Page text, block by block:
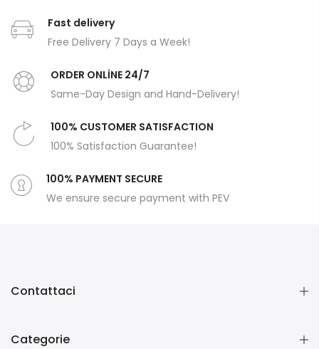
Fast delivery
Free Delivery 7 Days a Week!
ORDER ONLİNE 24/7
Same-Day Design and Hand-Delivery!
100% CUSTOMER SATISFACTION
100% Satisfaction Guarantee!
100% PAYMENT SECURE
We ensure secure payment with PEV
Contattaci
Categorie